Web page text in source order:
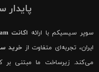
سوپر سیسیکم با ارائه اکانت CCcam پایدار
ایران، تجربه‌ای متفاوت از خرید
می‌کند. زیرساخت ما مبتنی بر